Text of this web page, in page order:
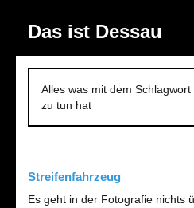
Das ist Dessau
Alles was mit dem Schlagwort
zu tun hat
Streifenfahrzeug
Es geht in der Fotografie nichts